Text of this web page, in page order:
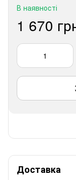
В наявності
1 670
Доставка